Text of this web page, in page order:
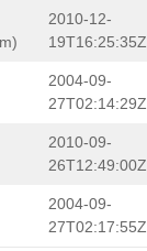
2010-12-
19T16:25:35Z
2004-09-
27T02:14:29Z
2010-09-
26T12:49:00Z
2004-09-
27T02:17:55Z